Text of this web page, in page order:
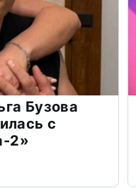
Бузова
с
2»